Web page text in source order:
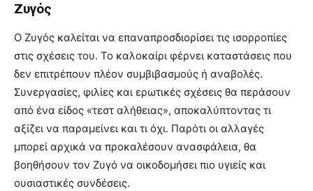
Ζυγός
Ο Ζυγός καλείται να επαναπροσδιορίσει τις ισορροπίες
στις σχέσεις του. Το καλοκαίρι φέρνει καταστάσεις που
δεν επιτρέπουν πλέον συμβιβασμούς ή αναβολές.
Συνεργασίες, φιλίες και ερωτικές σχέσεις θα περάσουν
από ένα είδος «τεστ αλήθειας», αποκαλύπτοντας τι
αξίζει να παραμείνει και τι όχι. Παρότι οι αλλαγές
μπορεί αρχικά να προκαλέσουν ανασφάλεια, θα
βοηθήσουν τον Ζυγό να οικοδομήσει πιο υγιείς και
ουσιαστικές συνδέσεις.